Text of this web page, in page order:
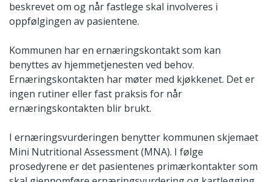
beskrevet om og når fastlege skal involveres i
oppfølgingen av pasientene.
Kommunen har en ernæringskontakt som kan
benyttes av hjemmetjenesten ved behov.
Ernæringskontakten har møter med kjøkkenet. Det er
ingen rutiner eller fast praksis for når
ernæringskontakten blir brukt.
I ernæringsvurderingen benytter kommunen skjemaet
Mini Nutritional Assessment (MNA). I følge
prosedyrene er det pasientenes primærkontakter som